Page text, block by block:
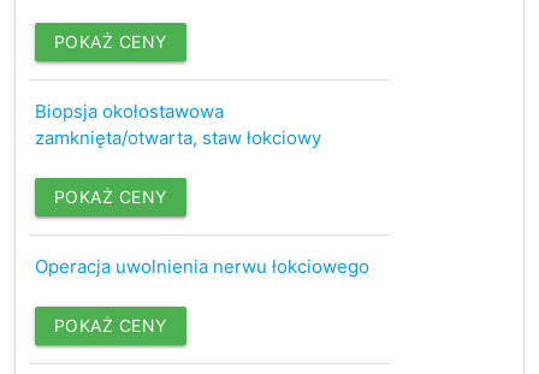
POKAŻ CENY
Biopsja okołostawowa
zamknięta/otwarta, staw łokciowy
POKAŻ CENY
Operacja uwolnienia nerwu łokciowego
POKAŻ CENY